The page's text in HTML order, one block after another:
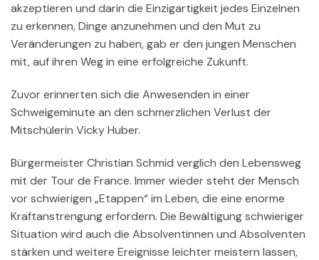
akzeptieren und darin die Einzigartigkeit jedes Einzelnen
zu erkennen, Dinge anzunehmen und den Mut zu
Veränderungen zu haben, gab er den jungen Menschen
mit, auf ihren Weg in eine erfolgreiche Zukunft.
Zuvor erinnerten sich die Anwesenden in einer
Schweigeminute an den schmerzlichen Verlust der
Mitschülerin Vicky Huber.
Bürgermeister Christian Schmid verglich den Lebensweg
mit der Tour de France. Immer wieder steht der Mensch
vor schwierigen „Etappen“ im Leben, die eine enorme
Kraftanstrengung erfordern. Die Bewältigung schwieriger
Situation wird auch die Absolventinnen und Absolventen
stärken und weitere Ereignisse leichter meistern lassen,